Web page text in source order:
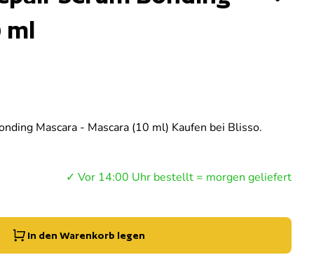
ml
Mascara - Mascara (10 ml) Kaufen bei Blisso.
✓ Vor 14:00 Uhr bestellt = morgen geliefert
In den Warenkorb legen